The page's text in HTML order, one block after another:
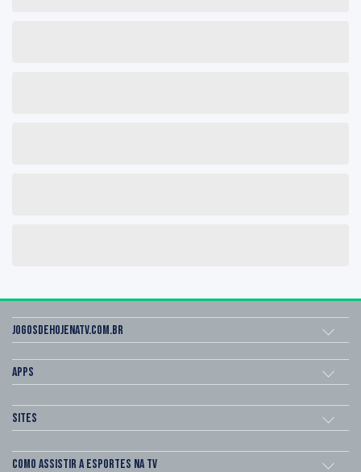
Jogosdehojenatv.com.br
Apps
Sites
Como assistir a esportes na TV